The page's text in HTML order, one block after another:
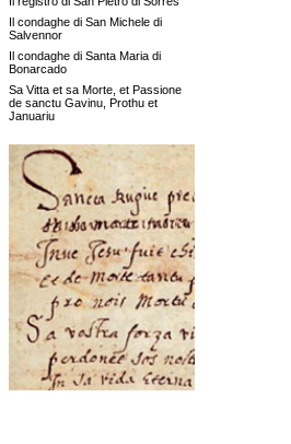
Il condaghe di San Michele di
Salvennor
Il condaghe di Santa Maria di
Bonarcado
Sa Vitta et sa Morte, et Passione
de sanctu Gavinu, Prothu et
Januariu